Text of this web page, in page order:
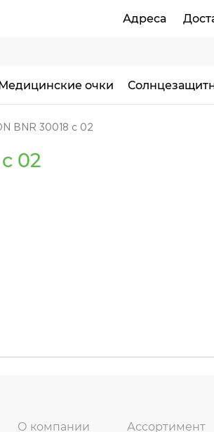
Адреса
очки
BNR 30018 c 02
02
О компании Ассортимент